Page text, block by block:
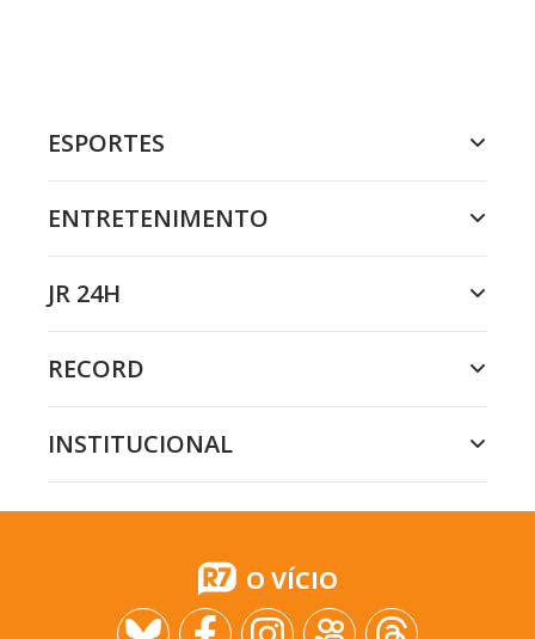
ESPORTES
ENTRETENIMENTO
JR 24H
RECORD
INSTITUCIONAL
O VÍCIO